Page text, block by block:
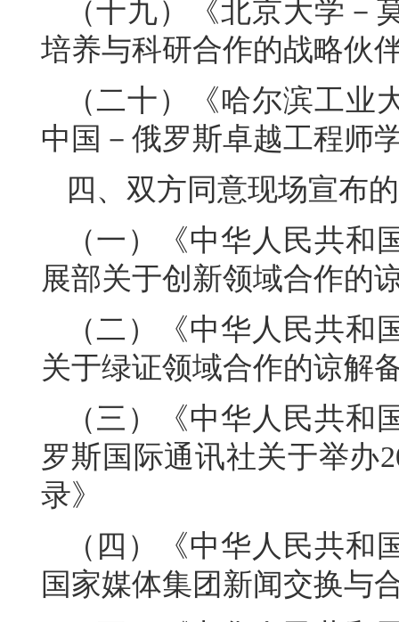
（十九）《北京大学
培养与科研合作的战略伙
（二十）《哈尔滨工
中国－俄罗斯卓越工程师
四、双方同意现场宣布
（一）《中华人民共
展部关于创新领域合作的
（二）《中华人民共
关于绿证领域合作的谅解
（三）《中华人民共
罗斯国际通讯社关于举办
录》
（四）《中华人民共
国家媒体集团新闻交换与